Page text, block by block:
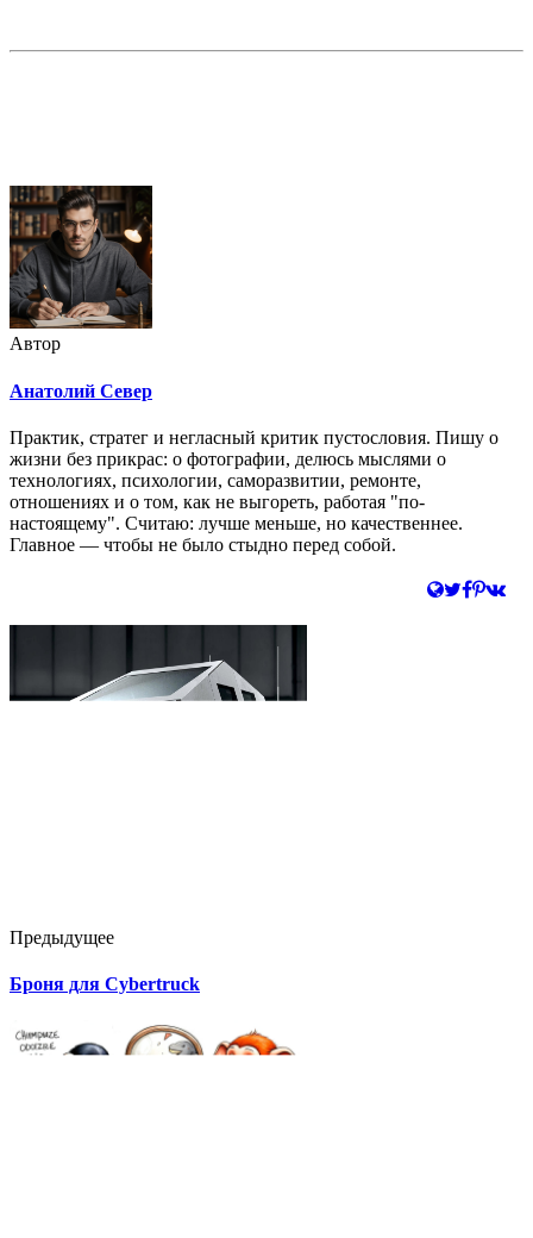
Автор
Анатолий Север
Практик, стратег и негласный критик пустословия. Пишу о
жизни без прикрас: о фотографии, делюсь мыслями о
технологиях, психологии, саморазвитии, ремонте,
отношениях и о том, как не выгореть, работая "по-
настоящему". Считаю: лучше меньше, но качественнее.
Главное — чтобы не было стыдно перед собой.
Предыдущее
Броня для Cybertruck